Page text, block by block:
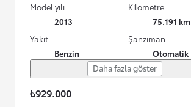
Model yılı
2013
Kilometre
75.191 km
Yakıt
Benzin
Şanzıman
Otomatik
Daha fazla göster
₺929.000